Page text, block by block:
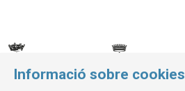
Informació sobre cookies